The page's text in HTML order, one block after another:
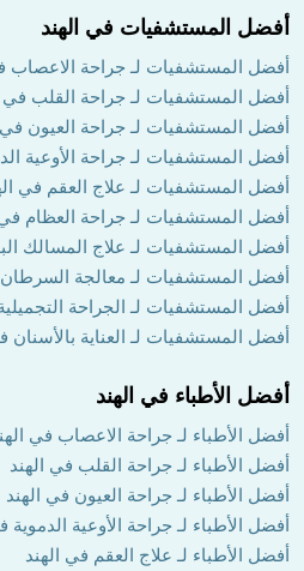
أفضل المستشفيات في الهند
أفضل المستشفيات لـ جراحة الاعصاب
أفضل المستشفيات لـ جراحة القلب في
أفضل المستشفيات لـ جراحة العيون في
أفضل المستشفيات لـ جراحة الأوعية
أفضل المستشفيات لـ علاج العقم في
أفضل المستشفيات لـ جراحة العظام في
أفضل المستشفيات لـ علاج المسالك
أفضل المستشفيات لـ معالجة السرطان
أفضل المستشفيات لـ الجراحة
أفضل المستشفيات لـ العناية بالأسنان
أفضل الأطباء في الهند
أفضل الأطباء لـ جراحة الاعصاب في
أفضل الأطباء لـ جراحة القلب في الهند
أفضل الأطباء لـ جراحة العيون في الهند
أفضل الأطباء لـ جراحة الأوعية الدموية
أفضل الأطباء لـ علاج العقم في الهند